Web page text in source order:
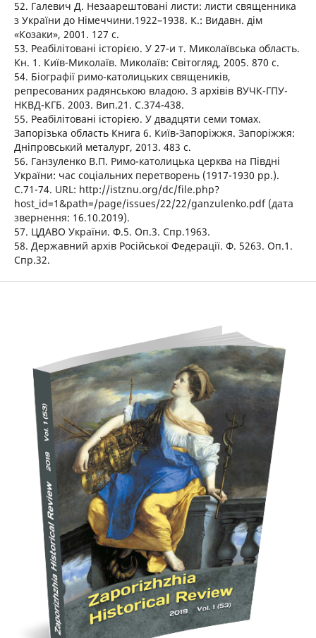
52. Галевич Д. Незаарештовані листи: листи священника
з України до Німеччини.1922–1938. К.: Видавн. дім
«Козаки», 2001. 127 с.
53. Реабілітовані історією. У 27-и т. Миколаївська область.
Кн. 1. Київ-Миколаїв. Миколаїв: Світогляд, 2005. 870 с.
54. Біографії римо-католицьких священиків,
репресованих радянською владою. З архівів ВУЧК-ГПУ-
НКВД-КГБ. 2003. Вип.21. С.374-438.
55. Реабілітовані історією. У двадцяти семи томах.
Запорізька область Книга 6. Київ-Запоріжжя. Запоріжжя:
Дніпровський металург, 2013. 483 с.
56. Ганзуленко В.П. Римо-католицька церква на Півдні
України: час соціальних перетворень (1917-1930 рр.).
С.71-74. URL: http://istznu.org/dc/file.php?
host_id=1&path=/page/issues/22/22/ganzulenko.pdf (дата
звернення: 16.10.2019).
57. ЦДАВО України. Ф.5. Оп.3. Спр.1963.
58. Державний архів Російської Федерації. Ф. 5263. Оп.1.
Спр.32.